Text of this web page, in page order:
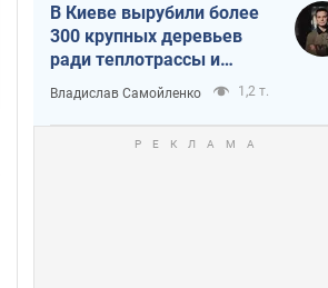
В Киеве вырубили более
300 крупных деревьев
ради теплотрассы и
вопреки Генплану
Владислав Самойленко 1,2 т.